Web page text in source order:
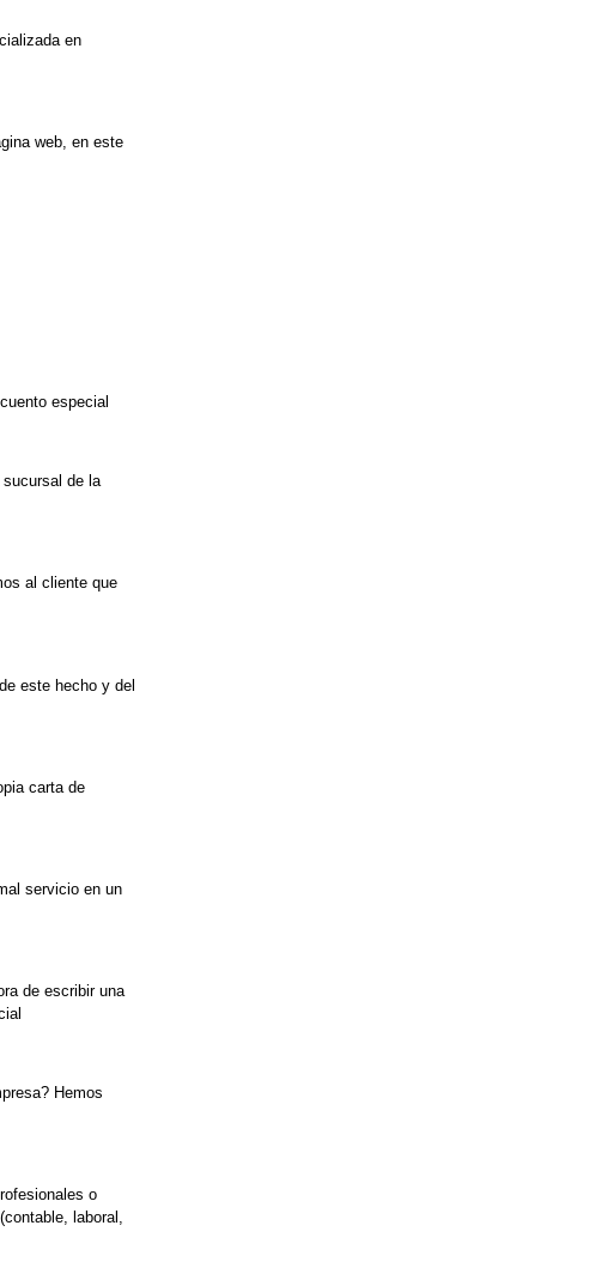
en
web, en este
especial
de la
al cliente que
este hecho y del
carta de
servicio en un
de escribir una
Hemos
o
laboral,